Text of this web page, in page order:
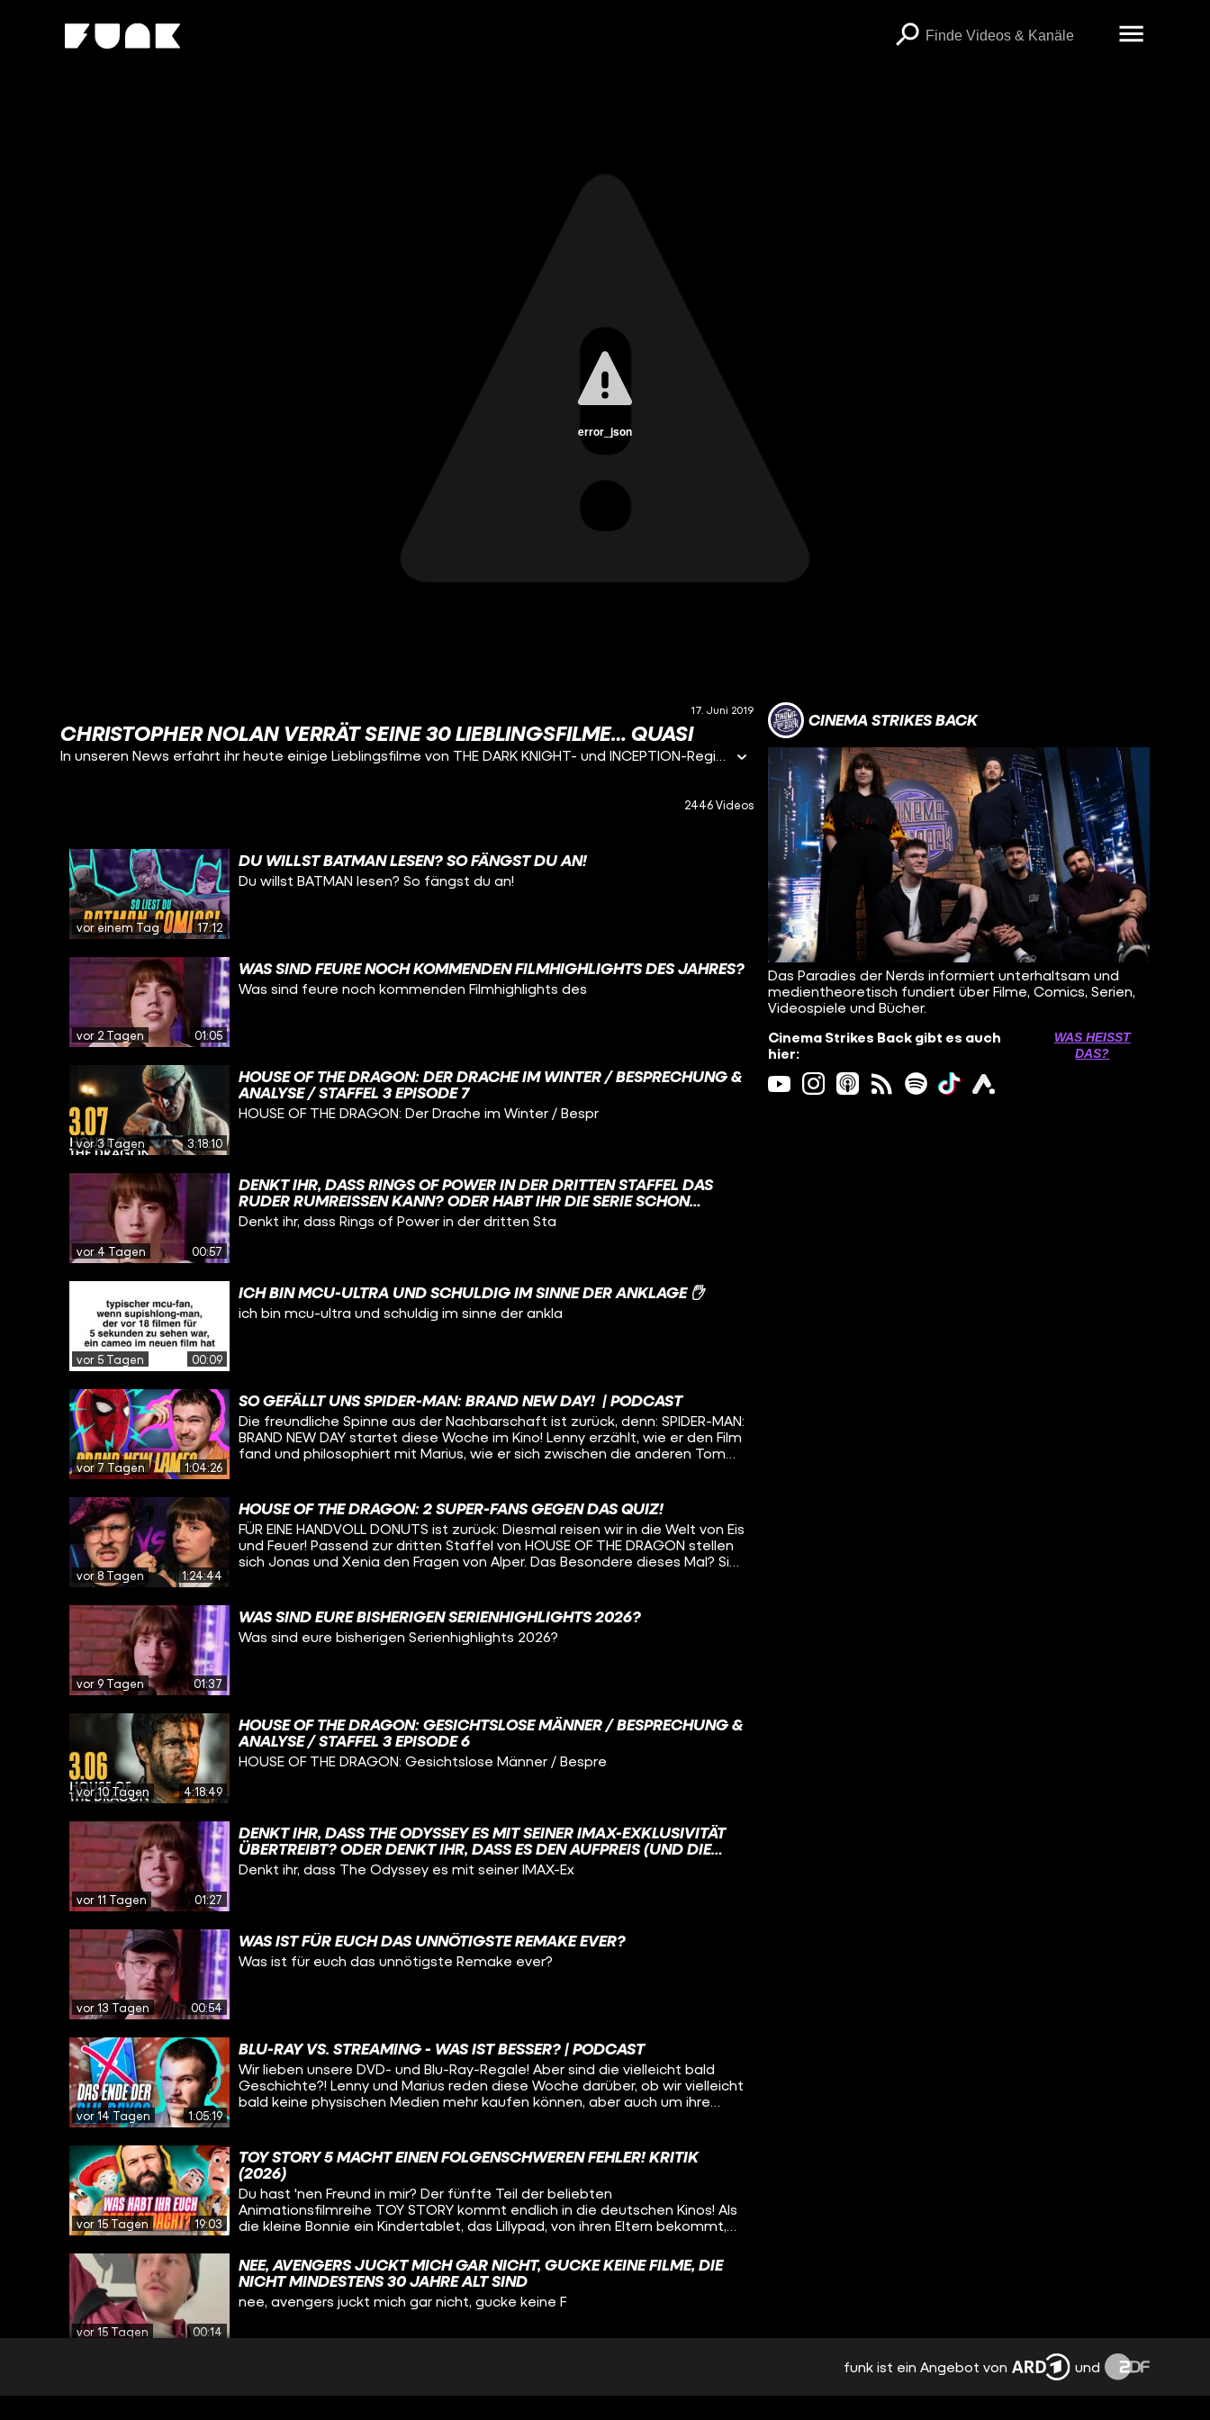
error_json
CINEMA STRIKES BACK
Das Paradies der Nerds informiert unterhaltsam und
medientheoretisch fundiert über Filme, Comics, Serien,
Videospiele und Bücher.
Cinema Strikes Back gibt es auch
hier:
WAS HEISST D
AS?
17. Juni 2019
CHRISTOPHER NOLAN VERRÄT SEINE 30 LIEBLINGSFILME… QUASI
In unseren News erfahrt ihr heute einige Lieblingsfilme von THE DARK KNIGHT- und INCEPTION-Regisseur Christopher Nolan. Außerdem gibt es News zu BEETLEJUICE 2, dem THE DIVISION-Film und zu CHERNOBYL von HBO.
2446 Videos
vor einem Tag 17:12
DU WILLST BATMAN LESEN? SO FÄNGST DU AN!
Du willst BATMAN lesen? So fängst du an!
vor 2 Tagen 01:05
WAS SIND FEURE NOCH KOMMENDEN FILMHIGHLIGHTS DES JAHRES?
Was sind feure noch kommenden Filmhighlights des
vor 3 Tagen 3:18:10
HOUSE OF THE DRAGON: DER DRACHE IM WINTER / BESPRECHUNG &
ANALYSE / STAFFEL 3 EPISODE 7
HOUSE OF THE DRAGON: Der Drache im Winter / Bespr
vor 4 Tagen 00:57
DENKT IHR, DASS RINGS OF POWER IN DER DRITTEN STAFFEL DAS
RUDER RUMREISSEN KANN? ODER HABT IHR DIE SERIE SCHON
ABGESCHRIEBEN?
Denkt ihr, dass Rings of Power in der dritten Sta
vor 5 Tagen 00:09
ICH BIN MCU-ULTRA UND SCHULDIG IM SINNE DER ANKLAGE ✋
ich bin mcu-ultra und schuldig im sinne der ankla
vor 7 Tagen 1:04:26
SO GEFÄLLT UNS SPIDER-MAN: BRAND NEW DAY! | PODCAST
Die freundliche Spinne aus der Nachbarschaft ist zurück, denn: SPIDER-MAN:
BRAND NEW DAY startet diese Woche im Kino! Lenny erzählt, wie er den Film
fand und philosophiert mit Marius, wie er sich zwischen die anderen Tom
Kinos. Das haben die beiden zum Anlass genommen, über ihr Lieblingsobst
zu reden - und, dem heißen Wetter geschuldet, auch über ihre
Lieblingseissorten. Mehr dazu und welche Rolle Michael Jackson eigentlich
bei alledem spielt, erfahrt ihr im neuen Podcast hier bei CINEMA STRIKES
BACK! Viel Spaß :)
vor 8 Tagen 1:24:44
HOUSE OF THE DRAGON: 2 SUPER-FANS GEGEN DAS QUIZ!
FÜR EINE HANDVOLL DONUTS ist zurück: Diesmal reisen wir in die Welt von Eis
und Feuer! Passend zur dritten Staffel von HOUSE OF THE DRAGON stellen
sich Jonas und Xenia den Fragen von Alper. Das Besondere dieses Mal? Sie
Anderen, den Weißen Wanderern und dem Nachtkönig, vernichtet? Die
Fragen drehen sich dabei nicht nur um HOUSE OF THE DRAGON, sondern um
die Bücher rund um DAS LIED VON EIS UND FEUER, um die Originalserie GAME
DONUTS auf CINEMA STRIKES BACK!
vor 9 Tagen 01:37
WAS SIND EURE BISHERIGEN SERIENHIGHLIGHTS 2026?
Was sind eure bisherigen Serienhighlights 2026?
vor 10 Tagen 4:18:49
HOUSE OF THE DRAGON: GESICHTSLOSE MÄNNER / BESPRECHUNG &
ANALYSE / STAFFEL 3 EPISODE 6
HOUSE OF THE DRAGON: Gesichtslose Männer / Bespre
vor 11 Tagen 01:27
DENKT IHR, DASS THE ODYSSEY ES MIT SEINER IMAX-EXKLUSIVITÄT
ÜBERTREIBT? ODER DENKT IHR, DASS ES DEN AUFPREIS (UND DIE
WEITE ANREISE) WERT IST?
Denkt ihr, dass The Odyssey es mit seiner IMAX-Ex
vor 13 Tagen 00:54
WAS IST FÜR EUCH DAS UNNÖTIGSTE REMAKE EVER?
Was ist für euch das unnötigste Remake ever?
vor 14 Tagen 1:05:19
BLU-RAY VS. STREAMING - WAS IST BESSER? | PODCAST
Wir lieben unsere DVD- und Blu-Ray-Regale! Aber sind die vielleicht bald
Geschichte?! Lenny und Marius reden diese Woche darüber, ob wir vielleicht
bald keine physischen Medien mehr kaufen können, aber auch um ihre
beiden sie so großartig finden, erfahrt ihr in dieser neuen Podcastfolge hier
auf CINEMA STRIKES BACK! Viel Spaß :)
vor 15 Tagen 19:03
TOY STORY 5 MACHT EINEN FOLGENSCHWEREN FEHLER! KRITIK
(2026)
Du hast 'nen Freund in mir? Der fünfte Teil der beliebten
Animationsfilmreihe TOY STORY kommt endlich in die deutschen Kinos! Als
die kleine Bonnie ein Kindertablet, das Lillypad, von ihren Eltern bekommt,
technischen Gerät. Alper hat sich TOY STORY 5 für euch angesehen und
verrät in dieser Kritik, ob Pixars Magie immer noch zu spüren ist und wie der
Film mit dem Thema Sucht und digitale Medien umgeht. Hat hier Pixar
einen Riesenfehler begangen? Schaut rein und erfahrt es hier in unserer
vor 15 Tagen 00:14
NEE, AVENGERS JUCKT MICH GAR NICHT, GUCKE KEINE FILME, DIE
NICHT MINDESTENS 30 JAHRE ALT SIND
nee, avengers juckt mich gar nicht, gucke keine F
funk ist ein Angebot von und